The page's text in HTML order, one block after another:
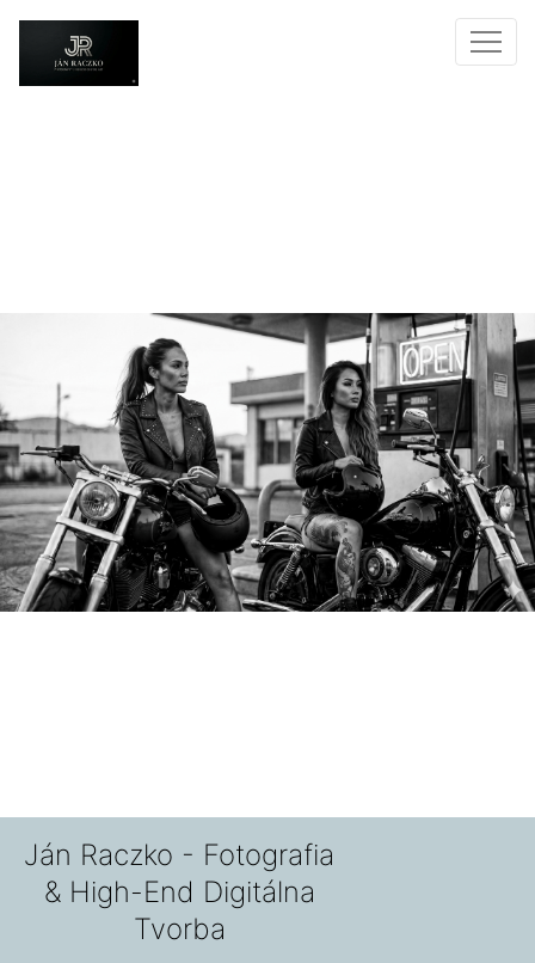
Ján Raczko - Fotografia
& High-End Digitálna
Tvorba